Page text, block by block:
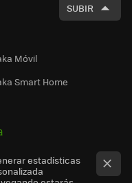
SUBIR
Móvil
Smart Home
estadísticas